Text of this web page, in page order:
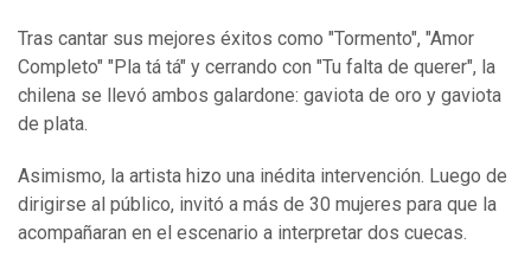
Tras cantar sus mejores éxitos como "Tormento", "Amor
Completo" "Pla tá tá" y cerrando con "Tu falta de querer", la
chilena se llevó ambos galardone: gaviota de oro y gaviota
de plata.
Asimismo, la artista hizo una inédita intervención. Luego de
dirigirse al público, invitó a más de 30 mujeres para que la
acompañaran en el escenario a interpretar dos cuecas.